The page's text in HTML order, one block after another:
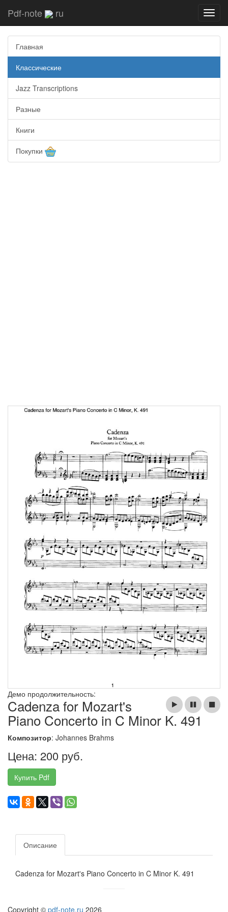
Pdf-note ru
Главная
Классические
Jazz Transcriptions
Разные
Книги
Покупки
Демо продолжительность:
Cadenza for Mozart's
Piano Concerto in C Minor K. 491
Композитор: Johannes Brahms
Цена: 200 руб.
Купить Pdf
Описание
Cadenza for Mozart's Piano Concerto in C Minor K. 491
Copyright © pdf-note.ru 2026